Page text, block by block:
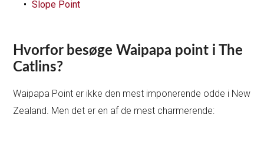
Slope Point
Hvorfor besøge Waipapa point i The
Catlins?
Waipapa Point er ikke den mest imponerende odde i New
Zealand. Men det er en af de mest charmerende: